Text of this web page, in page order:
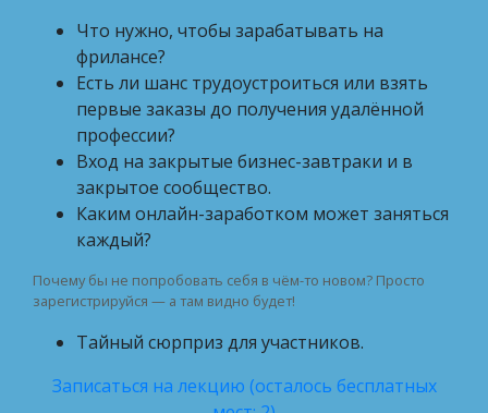
Что нужно, чтобы зарабатывать на
фрилансе?
Есть ли шанс трудоустроиться или взять
первые заказы до получения удалённой
профессии?
Вход на закрытые бизнес-завтраки и в
закрытое сообщество.
Каким онлайн-заработком может заняться
каждый?
Почему бы не попробовать себя в чём-то новом? Просто
зарегистрируйся — а там видно будет!
Тайный сюрприз для участников.
Записаться на лекцию (осталось бесплатных